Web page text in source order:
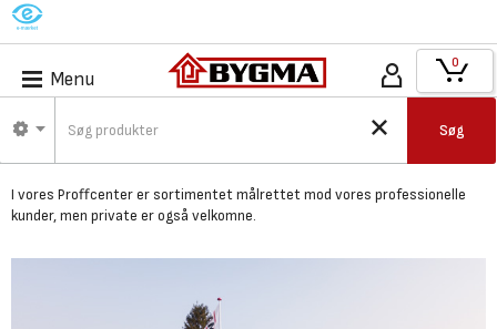
M
Menu
Søg
0
Bygma Nykøbing F -
Proffcenter
I vores Proffcenter er sortimentet målrettet mod vores professionelle
kunder,men private er også velkomne.